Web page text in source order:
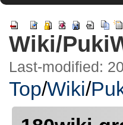
Wiki/
Last-modified:
Top/Wiki/